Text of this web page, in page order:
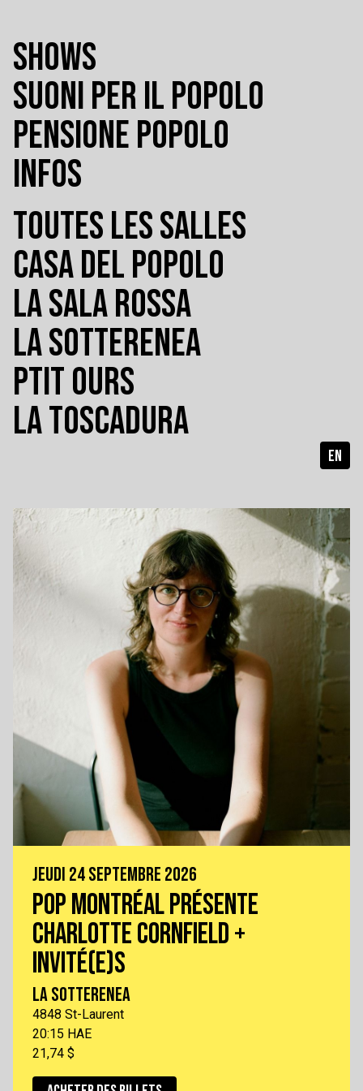
SHOWS
SUONI PER IL POPOLO
PENSIONE POPOLO
INFOS
TOUTES LES SALLES
CASA DEL POPOLO
LA SALA ROSSA
LA SOTTERENEA
PTIT OURS
LA TOSCADURA
EN
JEUDI 24 SEPTEMBRE 2026
POP MONTRÉAL PRÉSENTE
CHARLOTTE CORNFIELD +
INVITÉ(E)S
LA SOTTERENEA
4848 St-Laurent
20:15 HAE
21,74 $